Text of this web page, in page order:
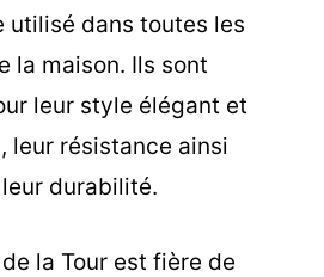
utilisé dans toutes les
la maison. Ils sont
leur style élégant et
leur résistance ainsi
durabilité.
la Tour est fière de